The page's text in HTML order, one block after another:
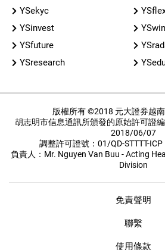
YSekyc
YSinvest
YSfuture
YSresearch
版權所有 ©2018 元大證券越
胡志明市信息通訊所頒發的原始許可證
2018/06/07
調整許可證號：01/QD-STTTT-
負責人：Mr. Nguyen Van Buu - Acting
Division
免責聲明
聯繫
使用條款